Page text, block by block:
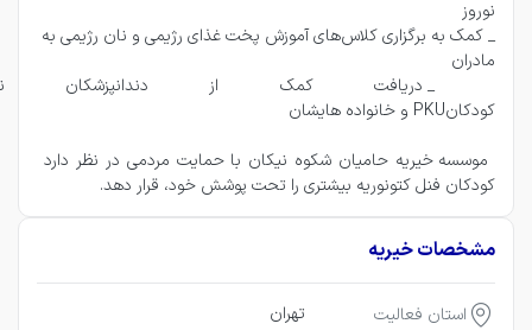
_ کمک به برگزاری کلاس‌های آموزش پخت غذای رژیمی و نان رژیمی به
_ دریافت کمک از دندانپزشکان
موسسه خیریه حامیان شکوه نیکان با حمایت مردمی در نظر دارد
کودکان فنل کتونوریه بیشتری را تحت پوشش خود، قرار دهد.
مشخصات خیریه
استان فعالیت
تهران